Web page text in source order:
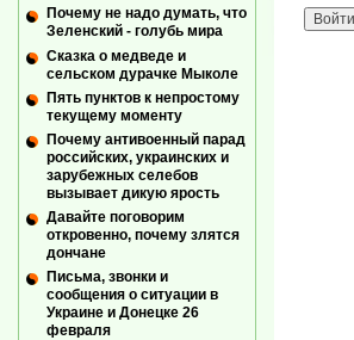
Почему не надо думать, что
Зеленский - голубь мира
Сказка о медведе и
сельском дурачке Мыколе
Пять пунктов к непростому
текущему моменту
Почему антивоенный парад
российских, украинских и
зарубежных селебов
вызывает дикую ярость
Давайте поговорим
откровенно, почему злятся
дончане
Письма, звонки и
сообщения о ситуации в
Украине и Донецке 26
февраля